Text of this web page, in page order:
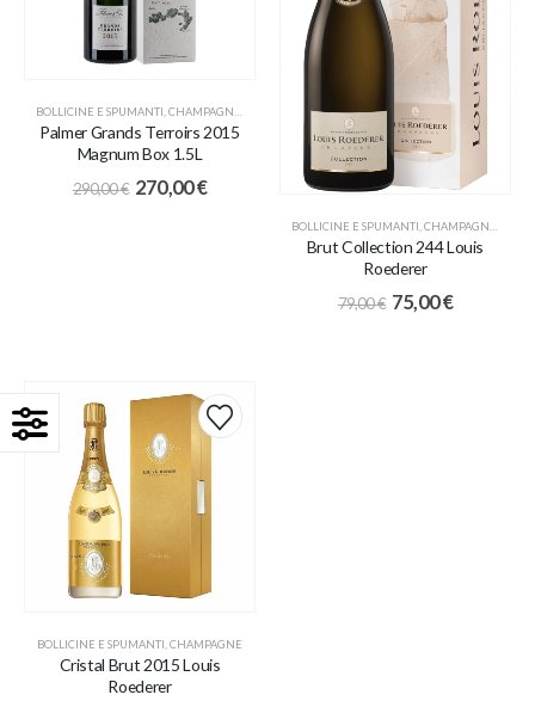
BOLLICINE E SPUMANTI CHAMPAGNE IDEE REGALO,PROMO
Palmer Grands Terroirs 2015
Magnum Box 1.5L
290,00€ 270,00€
BOLLICINE E SPUMANTI CHAMPAGNE
Brut Collection 244 Louis
Roederer
79,00€ 75,00€
BOLLICINE E SPUMANTI CHAMPAGNE
Cristal Brut 2015 Louis
Roederer